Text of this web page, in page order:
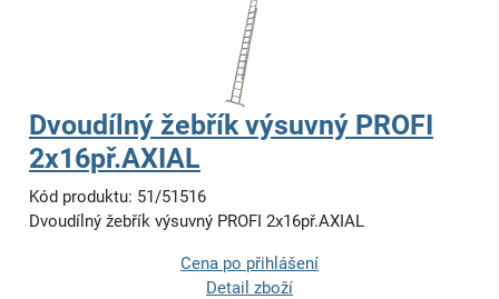
Dvoudílný žebřík výsuvný PROFI
2x16př.AXIAL
Kód produktu: 51/51516
Dvoudílný žebřík výsuvný PROFI 2x16př.AXIAL
Cena po přihlášení
Detail zboží